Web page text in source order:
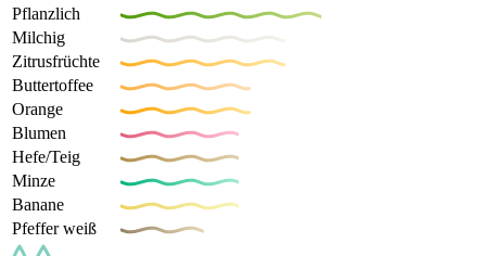
Pflanzlich
Milchig
Zitrusfrüchte
Buttertoffee
Orange
Blumen
Hefe/Teig
Minze
Banane
Pfeffer weiß